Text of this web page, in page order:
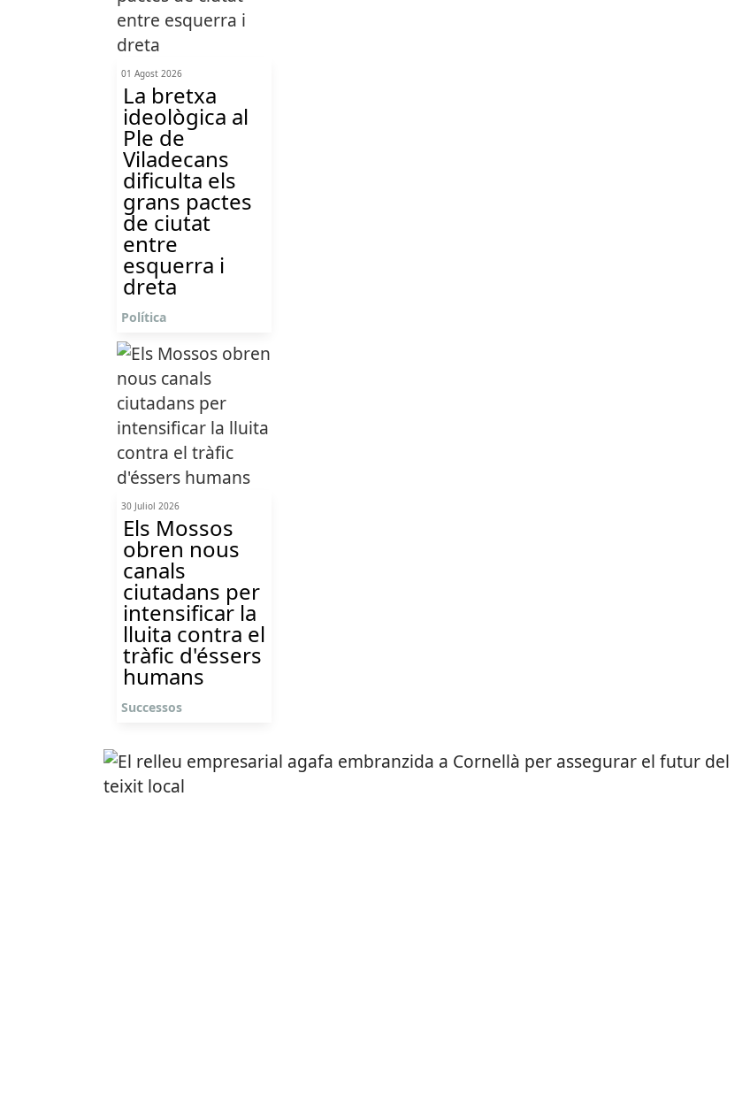
01 Agost 2026
La bretxa
ideològica al
Ple de
Viladecans
dificulta els
grans pactes
de ciutat
entre
esquerra i
dreta
Política
30 Juliol 2026
Els Mossos
obren nous
canals
ciutadans per
intensificar la
lluita contra el
tràfic d'éssers
humans
Successos